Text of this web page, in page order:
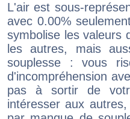
L'air est sous-
avec 0.00%
symbolise les valeurs
les autres, mais
souplesse : vous
d'incompréhension
pas à sortir de
intéresser aux